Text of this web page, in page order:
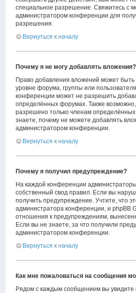
специальное разрешение. Свяжитесь с
администратором конференции для
разрешения.
Вернуться к началу
Почему я не могу добавлять вложения?
Право добавления вложений может быть
уровне форума, группы или
конференции может не разрешить
определённых форумах. Также
разрешено только членам определённых
знаете, почему не можете добавлять
администратором конференции.
Вернуться к началу
Почему я получил предупреждение?
На каждой конференции
собственный свод правил. Если вы
получить предупреждение. Учтите, что
администратора конференции, и phpBB
отношения к предупреждениям,
Если вы не знаете, за что получили
администратором конференции.
Вернуться к началу
Как мне пожаловаться на сообщения
Рядом с каждым сообщением вы увидите